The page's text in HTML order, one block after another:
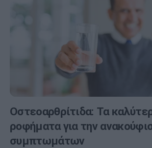
Οστεοαρθρίτιδα: Τα
ροφήματα για την
συμπτωμάτων